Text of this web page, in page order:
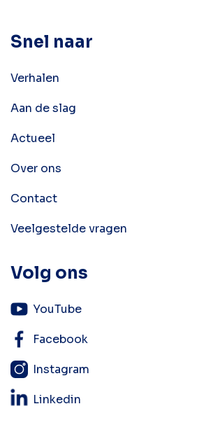
Snel naar
Verhalen
Aan de slag
Actueel
Over ons
Contact
Veelgestelde vragen
Volg ons
YouTube
Facebook
Instagram
Linkedin